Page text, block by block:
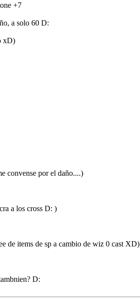
+7
a solo 60 D:
xD)
convense por el daño....)
a los cross D: )
de items de sp a cambio de wiz 0 cast XD)
D: